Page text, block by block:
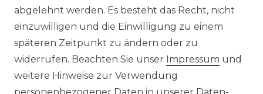
Wir versenden mit
Unsere Zahlungsarten
abgelehnt werden. Es besteht das Recht, nicht
einzuwilligen und die Einwilligung zu einem
späteren Zeitpunkt zu ändern oder zu
widerrufen. Beachten Sie unser Impressum und
weitere Hinweise zur Verwendung